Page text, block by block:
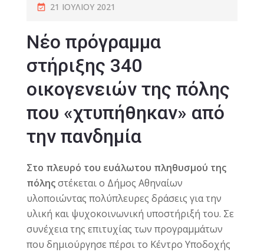
21 ΙΟΥΛΊΟΥ 2021
Νέο πρόγραμμα
στήριξης 340
οικογενειών της πόλης
που «χτυπήθηκαν» από
την πανδημία
Στο πλευρό του ευάλωτου πληθυσμού της
πόληςστέκεται ο Δήμος Αθηναίων
υλοποιώντας πολύπλευρες δράσεις για την
υλική και ψυχοκοινωνική υποστήριξή του. Σε
συνέχεια της επιτυχίας των προγραμμάτων
που δημιούργησε πέρσι το Κέντρο Υποδοχής